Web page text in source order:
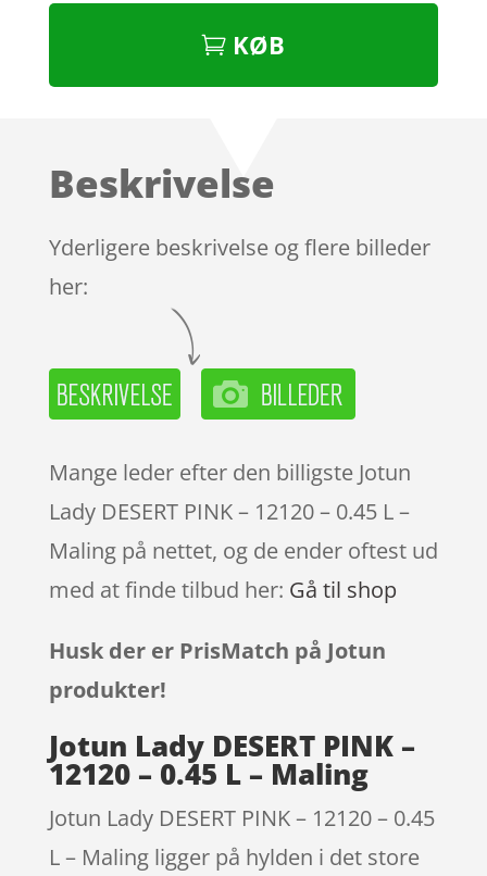
KØB
Beskrivelse
Yderligere beskrivelse og flere billeder
her:
Mange leder efter den billigste Jotun
Lady DESERT PINK – 12120 – 0.45 L –
Maling på nettet, og de ender oftest ud
med at finde tilbud her: Gå til shop
Husk der er PrisMatch på Jotun
produkter!
Jotun Lady DESERT PINK –
12120 – 0.45 L – Maling
Jotun Lady DESERT PINK – 12120 – 0.45
L – Maling ligger på hylden i det store